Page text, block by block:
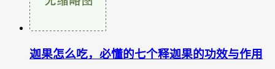
迦果怎么吃，必懂的七个释迦果的功效与作用